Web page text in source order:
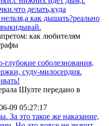
делать,куда
как дышать?реально
выкидывай.
как любителям
соболезнования,
суду-милосердия.
Шулте передано в
09 05:27:17
За это такое же наказание,